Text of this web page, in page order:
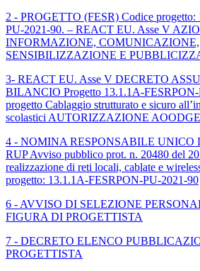
2 - PROGETTO (FESR) Codice
PU-2021-90. – REACT EU. Asse V
INFORMAZIONE, COMUNICAZIONE,
SENSIBILIZZAZIONE E
3- REACT EU. Asse V DECRETO
BILANCIO Progetto 13.1.1A-
progetto Cablaggio strutturato e sicuro
scolastici AUTORIZZAZIONE
4 - NOMINA RESPONSABILE UNICO
RUP Avviso pubblico prot. n. 20480 del
realizzazione di reti locali, cablate e
progetto: 13.1.1A-FESRPON-PU-2021-90
6 - AVVISO DI SELEZIONE
FIGURA DI PROGETTISTA
7 - DECRETO ELENCO
PROGETTISTA